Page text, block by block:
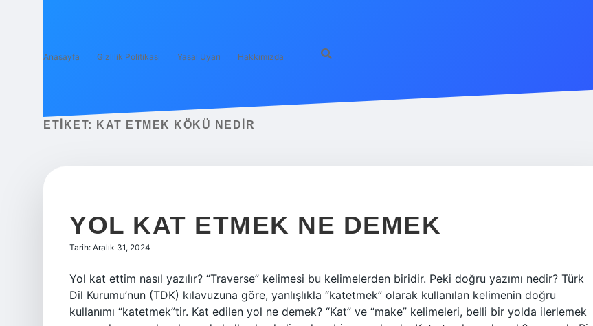
Anasayfa Gizlilik Politikası Yasal Uyarı Hakkımızda
ETIKET: KAT ETMEK KÖKÜ NEDIR
YOL KAT ETMEK NE DEMEK
Tarih: Aralık 31, 2024
Yol kat ettim nasıl yazılır? “Traverse” kelimesi bu kelimelerden biridir. Peki doğru yazımı nedir? Türk
Dil Kurumu’nun (TDK) kılavuzuna göre, yanlışlıkla “katetmek” olarak kullanılan kelimenin doğru
kullanımı “katetmek”tir. Kat edilen yol ne demek? “Kat” ve “make” kelimeleri, belli bir yolda ilerlemek